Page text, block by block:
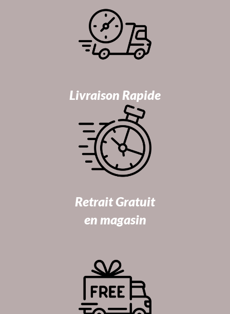
Livraison Rapide
Retrait Gratuit
en magasin